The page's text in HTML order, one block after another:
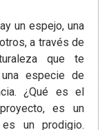
un espejo, una
a través de
que te
especie de
¿Qué es el
es un
un prodigio.